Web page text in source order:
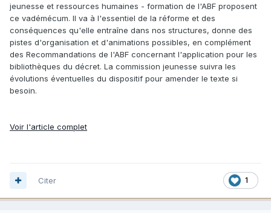
jeunesse et ressources humaines - formation de l'ABF proposent
ce vadémécum. Il va à l'essentiel de la réforme et des
conséquences qu'elle entraîne dans nos structures, donne des
pistes d'organisation et d'animations possibles, en complément
des Recommandations de l'ABF concernant l'application pour les
bibliothèques du décret. La commission jeunesse suivra les
évolutions éventuelles du dispositif pour amender le texte si
besoin.
Voir l'article complet
1
Citer